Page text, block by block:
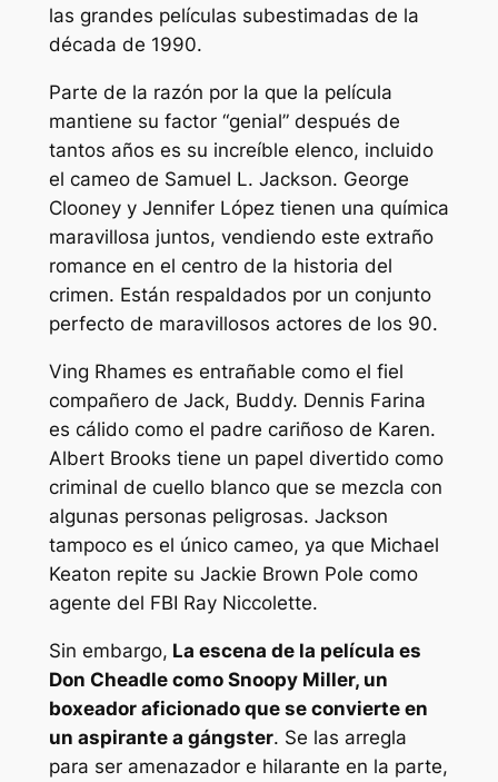
las grandes películas subestimadas de la
década de 1990.
Parte de la razón por la que la película
mantiene su factor “genial” después de
tantos años es su increíble elenco, incluido
el cameo de Samuel L. Jackson. George
Clooney y Jennifer López tienen una química
maravillosa juntos, vendiendo este extraño
romance en el centro de la historia del
crimen. Están respaldados por un conjunto
perfecto de maravillosos actores de los 90.
Ving Rhames es entrañable como el fiel
compañero de Jack, Buddy. Dennis Farina
es cálido como el padre cariñoso de Karen.
Albert Brooks tiene un papel divertido como
criminal de cuello blanco que se mezcla con
algunas personas peligrosas. Jackson
tampoco es el único cameo, ya que Michael
Keaton repite su Jackie Brown Pole como
agente del FBI Ray Niccolette.
Sin embargo, La escena de la película es
Don Cheadle como Snoopy Miller, un
boxeador aficionado que se convierte en
un aspirante a gángster. Se las arregla
para ser amenazador e hilarante en la parte,